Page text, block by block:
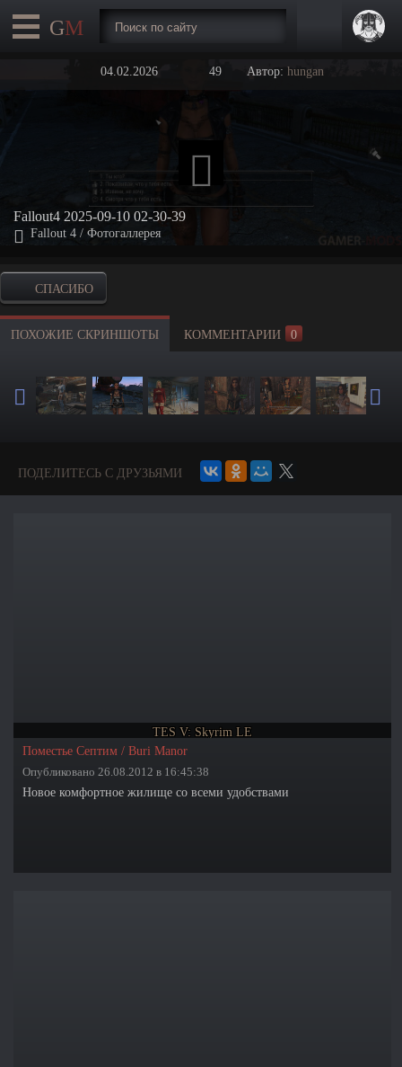
04.02.2026 49 Автор: hungan
Fallout4 2025-09-10 02-30-39
Fallout 4 / Фотогаллерея
СПАСИБО
ПОХОЖИЕ СКРИНШОТЫ КОММЕНТАРИИ 0
ПОДЕЛИТЕСЬ С ДРУЗЬЯМИ
TES V: Skyrim LE
Поместье Септим / Buri Manor
Опубликовано 26.08.2012 в 16:45:38
Новое комфортное жилище со всеми удобствами